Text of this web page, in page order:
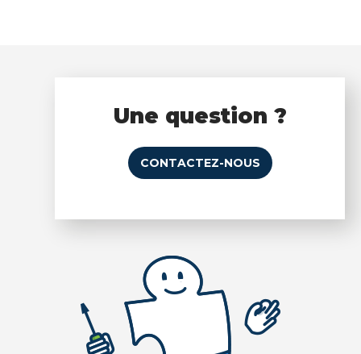
Une question ?
CONTACTEZ-NOUS